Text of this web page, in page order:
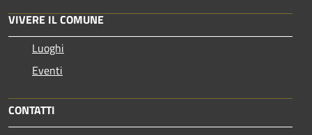
VIVERE IL COMUNE
Luoghi
Eventi
CONTATTI